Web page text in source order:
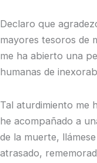
Declaro que
mayores tesoros de
me ha abierto una
humanas de
Tal aturdimiento me
he acompañado a
de la muerte,
atrasado,